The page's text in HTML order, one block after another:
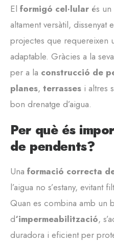
El formigó cel·lular és
altament versàtil, dissenyat
projectes que requereixen
adaptable. Gràcies a la
per a la construcció de
planes, terrasses i altres
bon drenatge d’aigua.
Per què és
de pendents?
Una formació correcta
l’aigua no s’estany, evitant
Quan es combina amb un
d‘impermeabilització,
duradora i eficient per